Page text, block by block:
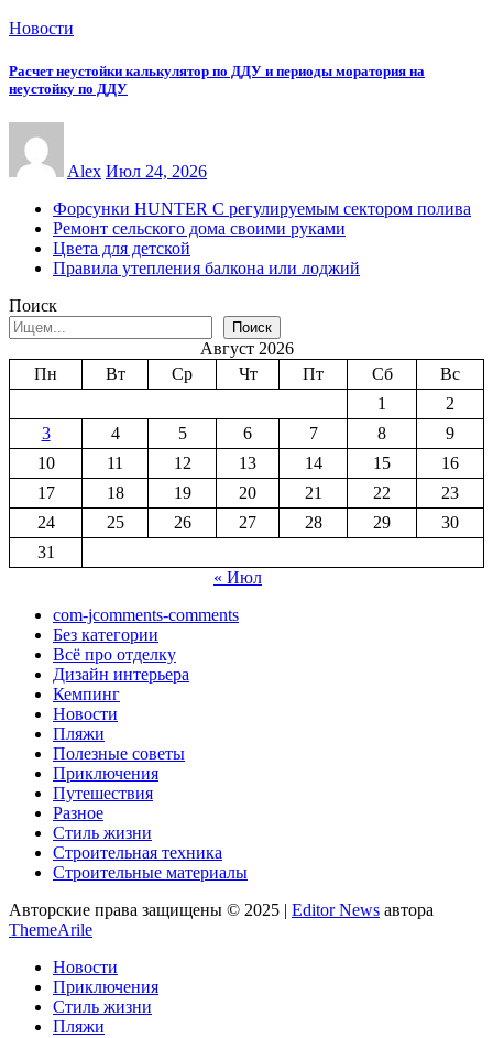
Новости
Расчет неустойки калькулятор по ДДУ и периоды моратория на
неустойку по ДДУ
Alex Июл 24, 2026
Форсунки HUNTER С регулируемым сектором полива
Ремонт сельского дома своими руками
Цвета для детской
Правила утепления балкона или лоджий
Поиск
Поиск
Август 2026
Пн
Вт Ср Чт Пт Сб
Вс
1
2
3
4 5 6 7 8
9
10
11 12 13 14 15
16
17
18 19 20 21 22
23
24
25 26 27 28 29
30
31
« Июл
com-jcomments-comments
Без категории
Всё про отделку
Дизайн интерьера
Кемпинг
Новости
Пляжи
Полезные советы
Приключения
Путешествия
Разное
Стиль жизни
Строительная техника
Строительные материалы
Авторские права защищены © 2025 | Editor News автора
ThemeArile
Новости
Приключения
Стиль жизни
Пляжи